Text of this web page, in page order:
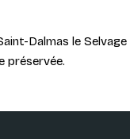
Dalmas le
préservée.